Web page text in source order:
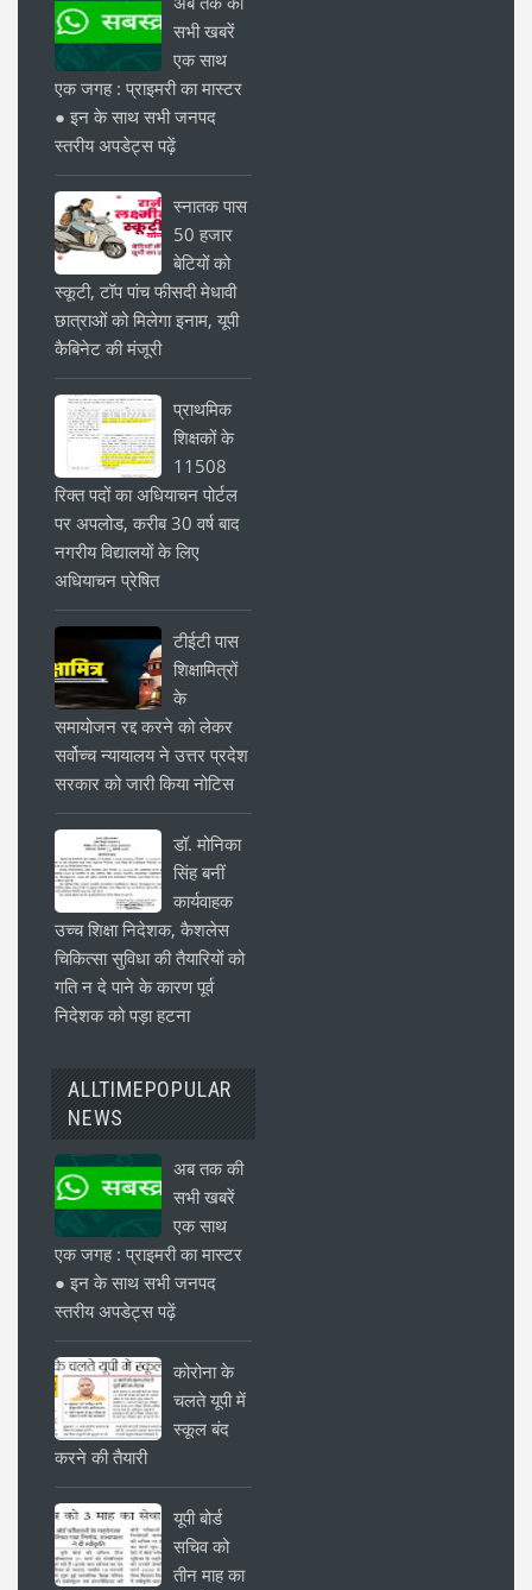
सभी खबरें
एक साथ
एक जगह : प्राइमरी का मास्टर
● इन के साथ सभी जनपद
स्तरीय अपडेट्स पढ़ें
स्नातक पास
50 हजार
बेटियों को
स्कूटी, टॉप पांच फीसदी मेधावी
छात्राओं को मिलेगा इनाम, यूपी
कैबिनेट की मंजूरी
प्राथमिक
शिक्षकों के
11508
रिक्त पदों का अधियाचन पोर्टल
पर अपलोड, करीब 30 वर्ष बाद
नगरीय विद्यालयों के लिए
अधियाचन प्रेषित
टीईटी पास
शिक्षामित्रों
के
समायोजन रद्द करने को लेकर
सर्वोच्च न्यायालय ने उत्तर प्रदेश
सरकार को जारी किया नोटिस
डॉ. मोनिका
सिंह बनीं
कार्यवाहक
उच्च शिक्षा निदेशक, कैशलेस
चिकित्सा सुविधा की तैयारियों को
गति न दे पाने के कारण पूर्व
निदेशक को पड़ा हटना
ALLTIMEPOPULAR
NEWS
अब तक की
सभी खबरें
एक साथ
एक जगह : प्राइमरी का मास्टर
● इन के साथ सभी जनपद
स्तरीय अपडेट्स पढ़ें
कोरोना के
चलते यूपी में
स्कूल बंद
करने की तैयारी
यूपी बोर्ड
सचिव को
तीन माह का